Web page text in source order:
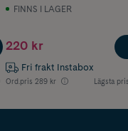
FINNS I LAGER
220 kr
Fri frakt Instabox
Ord.pris 289 kr Lägsta